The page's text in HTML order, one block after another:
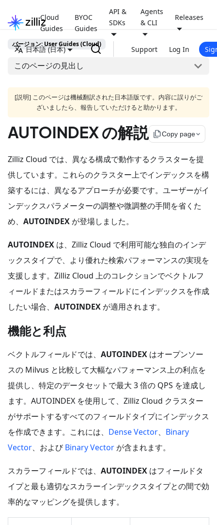
Cloud
Guides
BYOC
Guides
API &
SDKs
Agents
& CLI
Releases
日本語 (日本) Support Log In
バージョン: User Guides (Cloud)
このページの見出し
[説明] このページは機械翻訳された日本語版です。内容に誤りがご
ざいましたら、報告していただけると助かります。
AUTOINDEX の解説 file_copyCopy page
Zilliz Cloud では、異なる構成で動作するクラスターを提
供しています。これらのクラスター上でインデックスを構
築するには、異なるアプローチが必要です。ユーザーがイ
ンデックスパラメーターの調整や微調整の手間を省くた
め、 AUTOINDEX が登場しました。
AUTOINDEX は、Zilliz Cloud で利用可能な独自のインデ
ックスタイプで、より優れた検索パフォーマンスの実現を
支援します。Zilliz Cloud 上のコレクションでベクトルフ
ィールドまたはスカラーフィールドにインデックスを作成
したい場合、 AUTOINDEX が適用されます。
機能と利点
ベクトルフィールドでは、 AUTOINDEX はオープンソー
スの Milvus と比較して大幅なパフォーマンス上の利点を
提供し、特定のデータセットで最大 3 倍の QPS を達成し
ます。AUTOINDEX を使用して、Zilliz Cloud クラスター
がサポートするすべてのフィールドタイプにインデックス
を作成できます。これには、 Dense Vector、 Binary
Vector、およびBinary Vector が含まれます。
スカラーフィールドでは、 AUTOINDEX はフィールドタ
イプと最も適切なスカラーインデックスタイプとの間で効
率的なマッピングを提供します。